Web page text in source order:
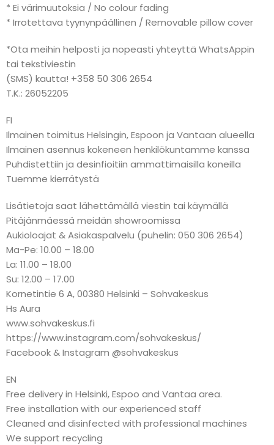
* Ei värimuutoksia / No colour fading
* Irrotettava tyynynpäällinen / Removable pillow cover
*Ota meihin helposti ja nopeasti yhteyttä WhatsAppin
tai tekstiviestin
(SMS) kautta! +358 50 306 2654
T.K.: 26052205
FI
Ilmainen toimitus Helsingin, Espoon ja Vantaan alueella
Ilmainen asennus kokeneen henkilökuntamme kanssa
Puhdistettiin ja desinfioitiin ammattimaisilla koneilla
Tuemme kierrätystä
Lisätietoja saat lähettämällä viestin tai käymällä
Pitäjänmäessä meidän showroomissa
Aukioloajat & Asiakaspalvelu (puhelin: 050 306 2654)
Ma-Pe: 10.00 – 18.00
La: 11.00 – 18.00
Su: 12.00 – 17.00
Kornetintie 6 A, 00380 Helsinki – Sohvakeskus
Hs Aura
www.sohvakeskus.fi
https://www.instagram.com/sohvakeskus/
Facebook & Instagram @sohvakeskus
EN
Free delivery in Helsinki, Espoo and Vantaa area.
Free installation with our experienced staff
Cleaned and disinfected with professional machines
We support recycling